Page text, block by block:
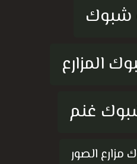
شبوك
المزارع
غنم
الصور